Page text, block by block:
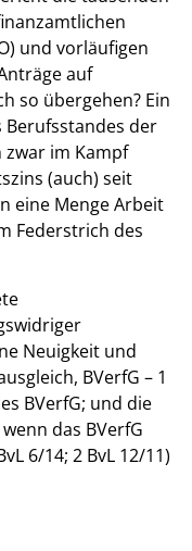
und vorläufigen
auf
so übergehen? Ein
Berufsstandes der
im Kampf
(auch) seit
eine Menge Arbeit
Federstrich des
Neuigkeit und
BVerfG – 1
BVerfG; und die
das BVerfG
6/14; 2 BvL 12/11)